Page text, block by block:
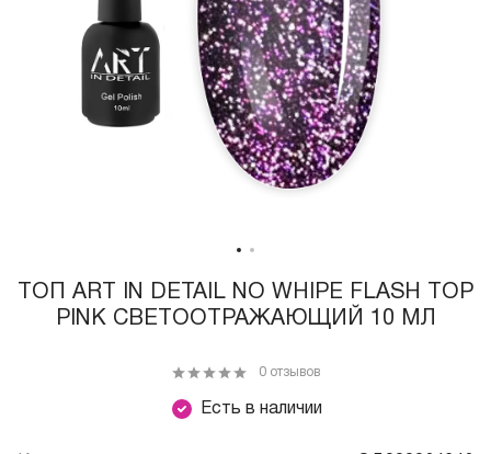
ТОП ART IN DETAIL NO WHIPE FLASH TOP
PINK СВЕТООТРАЖАЮЩИЙ 10 МЛ
Есть в наличии
0 отзывов